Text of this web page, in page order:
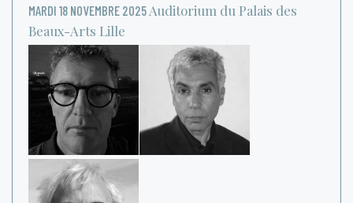
MARDI 18 NOVEMBRE 2025 Auditorium du Palais des
Beaux-Arts Lille